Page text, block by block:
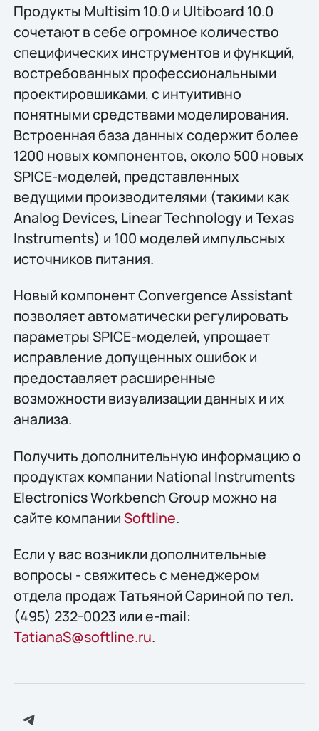
Продукты Multisim 10.0 и Ultiboard 10.0
сочетают в себе огромное количество
специфических инструментов и функций,
востребованных профессиональными
проектировшиками, с интуитивно
понятными средствами моделирования.
Встроенная база данных содержит более
1200 новых компонентов, около 500 новых
SPICE-моделей, представленных
ведущими производителями (такими как
Analog Devices, Linear Technology и Texas
Instruments) и 100 моделей импульсных
источников питания.
Новый компонент Convergence Assistant
позволяет автоматически регулировать
параметры SPICE-моделей, упрощает
исправление допущенных ошибок и
предоставляет расширенные
возможности визуализации данных и их
анализа.
Получить дополнительную информацию о
продуктах компании National Instruments
Electronics Workbench Group можно на
сайте компанииSoftline.
Если у вас возникли дополнительные
вопросы - свяжитесь с менеджером
отдела продаж Татьяной Сариной по тел.
(495) 232-0023 или e-mail:
TatianaS@softline.ru.